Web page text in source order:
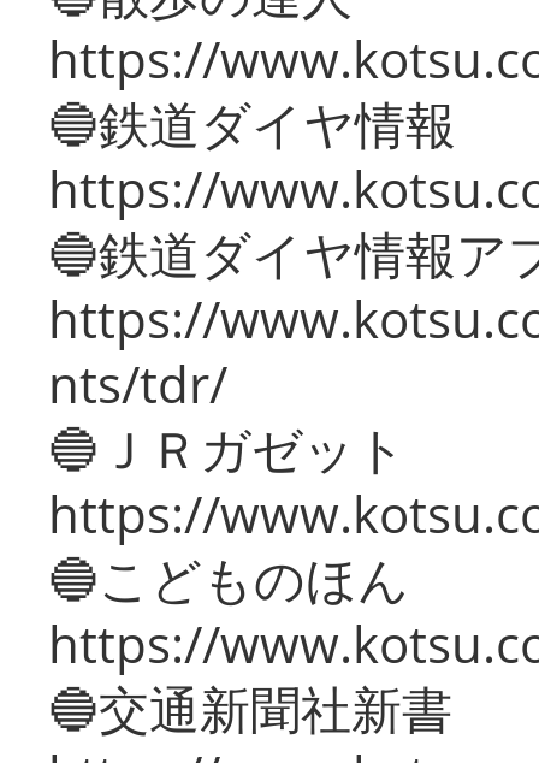
https://
🔵鉄道ダイヤ情報
https://
🔵鉄道ダイヤ情報ア
https://
nts/tdr/
🔵ＪＲガゼット
https://
🔵こどものほん
https://
🔵交通新聞社新書